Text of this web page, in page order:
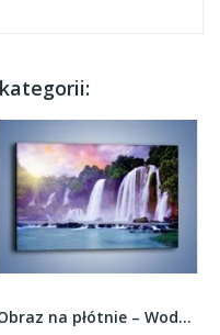
Obraz na płótnie – Wodospady jak z bajki –...